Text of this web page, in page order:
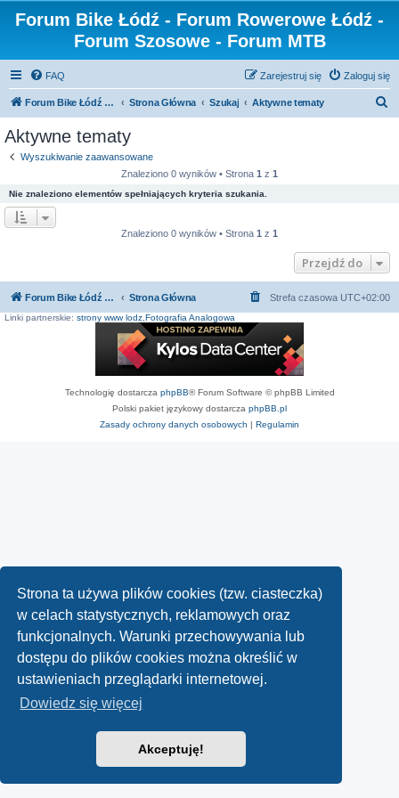
Strona ta używa plików cookies (tzw. ciasteczka)
w celach statystycznych, reklamowych oraz
funkcjonalnych. Warunki przechowywania lub
dostępu do plików cookies można określić w
ustawieniach przeglądarki internetowej.
Dowiedz się więcej
Akceptuję!
Forum Bike Łódź - Forum Rowerowe Łódź -
Forum Szosowe - Forum MTB
FAQ Zaloguj się
Zarejestruj się
Forum Bike Łódź - Forum Rowerowe Łódź - Forum Szosowe - Forum MTB Strona Główna Szukaj Aktywne tematy
Aktywne tematy
Wyszukiwanie zaawansowane
Znaleziono 0 wyników • Strona 1 z 1
Nie znaleziono elementów spełniających kryteria szukania.
Znaleziono 0 wyników • Strona 1 z 1
Przejdź do
Forum Bike Łódź - Forum Rowerowe Łódź - Forum Szosowe - Forum MTB Strona Główna Strefa czasowa UTC+02:00
Linki partnerskie: strony www lodz Fotografia Analogowa
Technologię dostarcza phpBB® Forum Software © phpBB Limited
Polski pakiet językowy dostarcza phpBB.pl
Zasady ochrony danych osobowych | Regulamin